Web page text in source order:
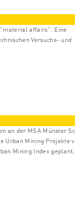
affairs". Eine
Versuchs- und
an der MSA Münster
Urban Mining Projekte
Mining Index geplant,